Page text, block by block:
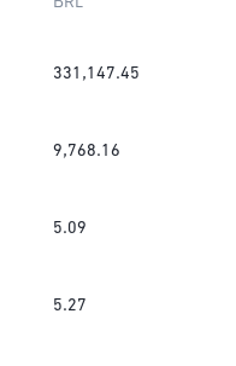
331,147.45
9,768.16
5.09
5.27